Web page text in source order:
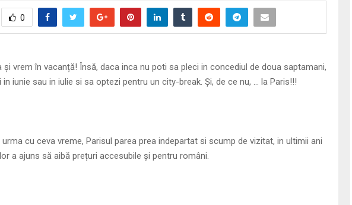
0
și vrem în vacanță! Însă, daca inca nu poti sa pleci in concediul de doua saptamani,
in iunie sau in iulie si sa optezi pentru un city-break. Și, de ce nu, … la Paris!!!
urma cu ceva vreme, Parisul parea prea indepartat si scump de vizitat, in ultimii ani
a ajuns să aibă prețuri accesubile și pentru români.